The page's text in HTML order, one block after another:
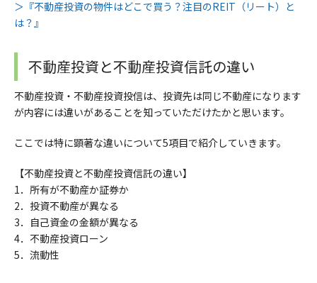
＞『不動産投資の物件はどこで買う？注目のREIT（リート）と
は？』
不動産投資と不動産投資信託の違い
不動産投資・不動産投資投信は、投資先は同じ不動産になります
が内容には違いがあることを知っていただけたかと思います。
ここでは特に顕著な違いについて5項目で紹介していきます。
【不動産投資と不動産投資信託の違い】
1． 所有が不動産か証券か
2． 投資不動産が異なる
3．自己資金の金額が異なる
4．不動産投資ローン
5． 流動性